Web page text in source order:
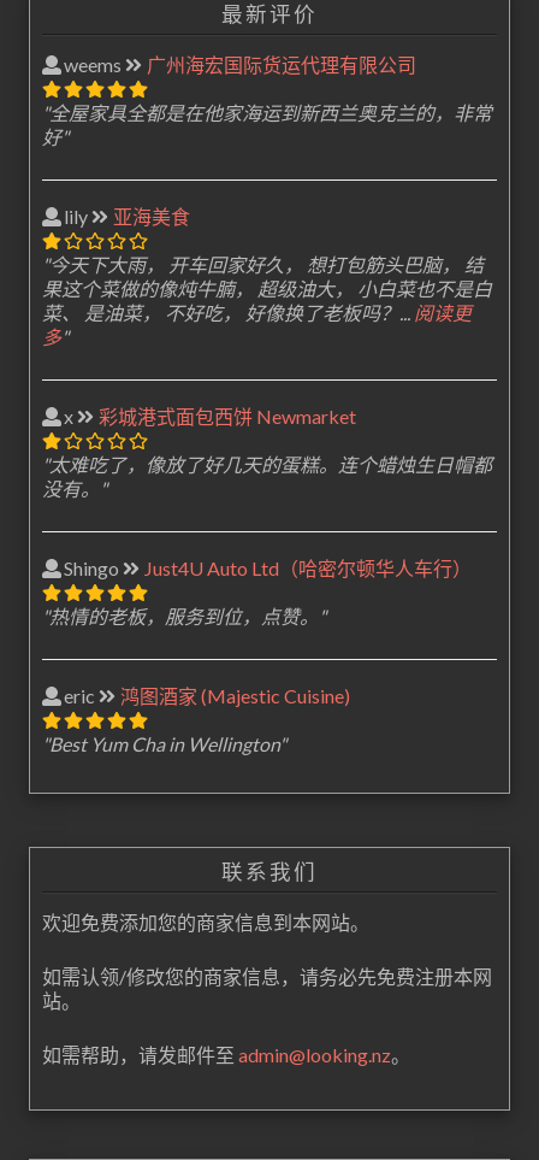
最新评价
weems 广州海宏国际货运代理有限公司
"全屋家具全都是在他家海运到新西兰奥克兰的，非常
好"
lily 亚海美食
"今天下大雨， 开车回家好久， 想打包筋头巴脑， 结
果这个菜做的像炖牛腩， 超级油大， 小白菜也不是白
菜、 是油菜， 不好吃， 好像换了老板吗？... 阅读更
多"
x 彩城港式面包西饼 Newmarket
"太难吃了，像放了好几天的蛋糕。连个蜡烛生日帽都
没有。"
Shingo Just4U Auto Ltd（哈密尔顿华人车行）
"热情的老板，服务到位，点赞。"
eric 鸿图酒家 (Majestic Cuisine)
"Best Yum Cha in Wellington"
联系我们
欢迎免费添加您的商家信息到本网站。
如需认领/修改您的商家信息，请务必先免费注册本网
站。
如需帮助，请发邮件至 admin@looking.nz。